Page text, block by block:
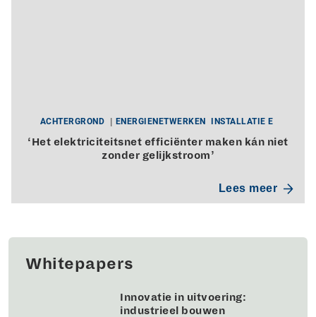
ACHTERGROND ENERGIENETWERKEN INSTALLATIE E
‘Het elektriciteitsnet efficiënter maken kán niet
zonder gelijkstroom’
Lees meer
Whitepapers
Innovatie in uitvoering:
industrieel bouwen